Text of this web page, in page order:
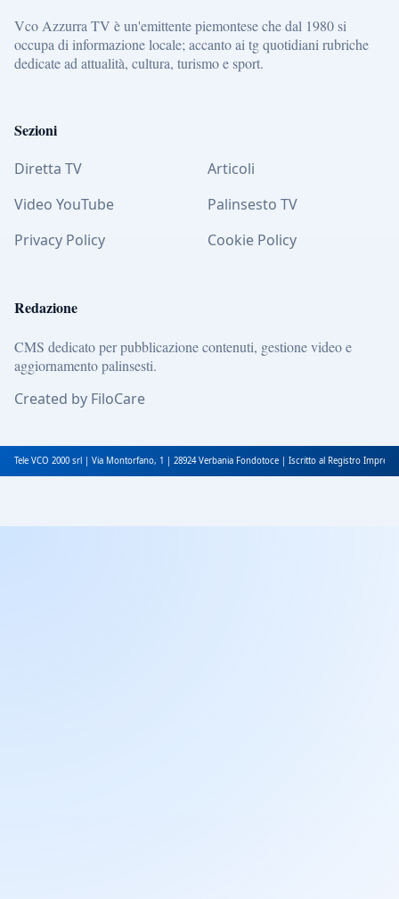
Vco Azzurra TV è un'emittente piemontese che dal 1980 si
occupa di informazione locale; accanto ai tg quotidiani rubriche
dedicate ad attualità, cultura, turismo e sport.
Sezioni
Diretta TV
Articoli
Video YouTube
Palinsesto TV
Privacy Policy
Cookie Policy
Redazione
CMS dedicato per pubblicazione contenuti, gestione video e
aggiornamento palinsesti.
Created by FiloCare
Tele VCO 2000 srl | Via Montorfano, 1 | 28924 Verbania Fondotoce | Iscritto al Registro Imprese